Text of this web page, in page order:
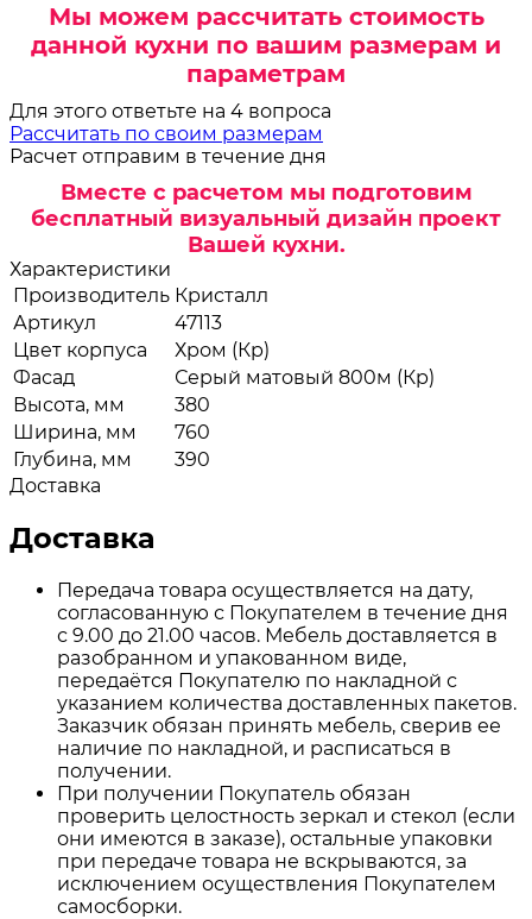
Мы можем рассчитать стоимость
данной кухни по вашим размерам и
параметрам
Для этого ответьте на 4 вопроса
Рассчитать по своим размерам
Расчет отправим в течение дня
Вместе с расчетом мы подготовим
бесплатный визуальный дизайн проект
Вашей кухни.
Характеристики
Производитель Кристалл
Артикул
47113
Цвет корпуса
Хром (Кр)
Фасад
Серый матовый 800м (Кр)
Высота, мм
380
Ширина, мм
760
Глубина, мм
390
Доставка
Доставка
Передача товара осуществляется на дату,
согласованную с Покупателем в течение дня
с 9.00 до 21.00 часов. Мебель доставляется в
разобранном и упакованном виде,
передаётся Покупателю по накладной с
указанием количества доставленных пакетов.
Заказчик обязан принять мебель, сверив ее
наличие по накладной, и расписаться в
получении.
При получении Покупатель обязан
проверить целостность зеркал и стекол (если
они имеются в заказе), остальные упаковки
при передаче товара не вскрываются, за
исключением осуществления Покупателем
самосборки.